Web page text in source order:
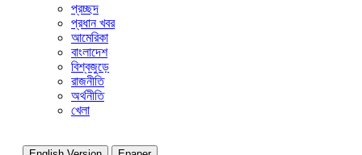
প্রচ্ছদ
প্রধান খবর
আমেরিকা
বাংলাদেশ
বিশ্বজুড়ে
রাজনীতি
অর্থনীতি
খেলা